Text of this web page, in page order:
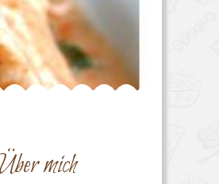
mich